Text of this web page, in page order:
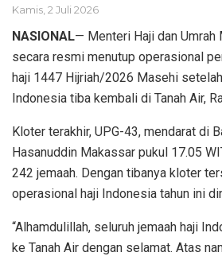
Kamis, 2 Juli 2026
NASIONAL— Menteri Haji dan Umrah
secara resmi menutup operasional
haji 1447 Hijriah/2026 Masehi
Indonesia tiba kembali di Tanah Air,
Kloter terakhir, UPG-43, mendarat di
Hasanuddin Makassar pukul 17.05
242 jemaah. Dengan tibanya kloter
operasional haji Indonesia tahun ini
“Alhamdulillah, seluruh jemaah haji
ke Tanah Air dengan selamat. Atas